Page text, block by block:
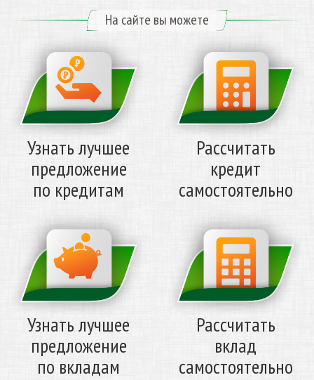
На сайте вы можете
Узнать лучшее
предложение
по кредитам
Рассчитать
кредит
самостоятельно
Узнать лучшее
предложение
по вкладам
Рассчитать
вклад
самостоятельно